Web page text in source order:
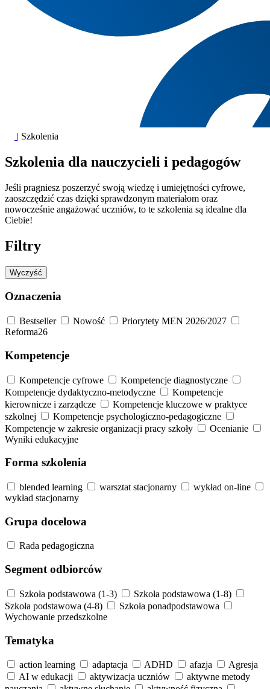
| Szkolenia
Szkolenia dla nauczycieli i pedagogów
Jeśli pragniesz poszerzyć swoją wiedzę i umiejętności cyfrowe,
zaoszczędzić czas dzięki sprawdzonym materiałom oraz
nowocześnie angażować uczniów, to te szkolenia są idealne dla
Ciebie!
Filtry
Wyczyść
Oznaczenia
Bestseller Nowość
Priorytety MEN 2026/2027
Reforma26
Kompetencje
Kompetencje cyfrowe
Kompetencje diagnostyczne
Kompetencje dydaktyczno-metodyczne
Kompetencje
kierownicze i zarządcze
Kompetencje kluczowe w praktyce
szkolnej
Kompetencje psychologiczno-pedagogiczne
Kompetencje w zakresie organizacji pracy szkoły
Ocenianie
Wyniki edukacyjne
Forma szkolenia
blended learning warsztat stacjonarny
wykład on-line
wykład stacjonarny
Grupa docelowa
Rada pedagogiczna
Segment odbiorców
Szkoła podstawowa (1-3)
Szkoła podstawowa (1-8)
Szkoła podstawowa (4-8)
Szkoła ponadpodstawowa
Wychowanie przedszkolne
Tematyka
action learning adaptacja ADHD afazja
Agresja
AI w edukacji
aktywizacja uczniów
aktywne metody